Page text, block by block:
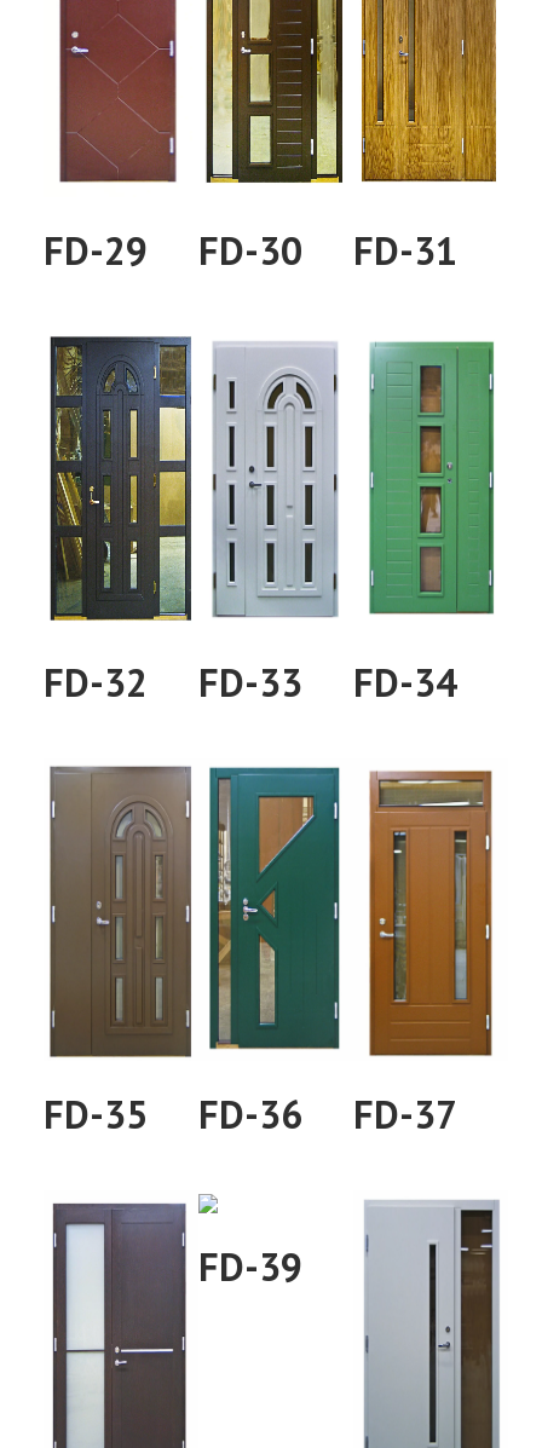
FD-29 FD-30 FD-31
FD-32 FD-33 FD-34
FD-35 FD-36 FD-37
FD-39